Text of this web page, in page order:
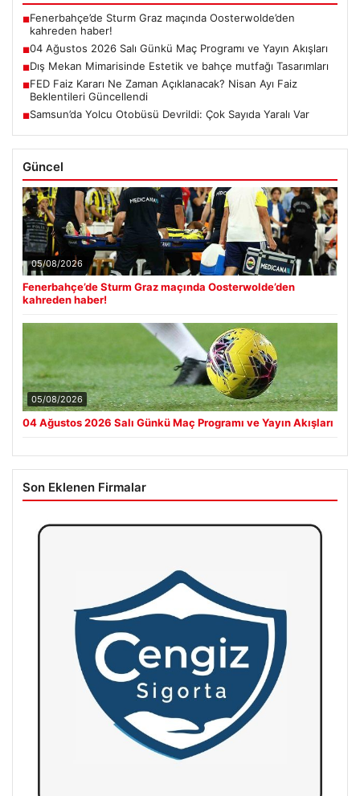
■Fenerbahçe’de Sturm Graz maçında Oosterwolde’den
kahreden haber!
■04 Ağustos 2026 Salı Günkü Maç Programı ve Yayın Akışları
■Dış Mekan Mimarisinde Estetik ve bahçe mutfağı Tasarımları
■FED Faiz Kararı Ne Zaman Açıklanacak? Nisan Ayı Faiz
Beklentileri Güncellendi
■Samsun’da Yolcu Otobüsü Devrildi: Çok Sayıda Yaralı Var
Güncel
05/08/2026
Fenerbahçe’de Sturm Graz maçında Oosterwolde’den
kahreden haber!
05/08/2026
04 Ağustos 2026 Salı Günkü Maç Programı ve Yayın Akışları
Son Eklenen Firmalar